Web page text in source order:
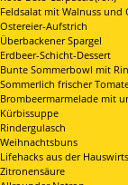
Feldsalat mit Walnuss und
Ostereier-Aufstrich
Überbackener Spargel
Erdbeer-Schicht-Dessert
Bunte Sommerbowl mit
Sommerlich frischer
Brombeermarmelade mit
Kürbissuppe
Rindergulasch
Weihnachtsbuns
Lifehacks aus der
Zitronensäure